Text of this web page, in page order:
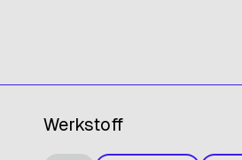
Werkstoff